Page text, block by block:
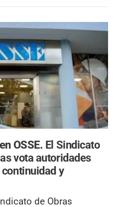
OSSE. El Sindicato
vota autoridades
y
de Obras